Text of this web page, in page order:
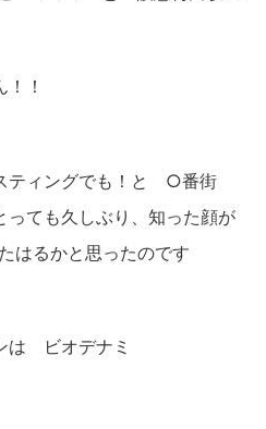
！
ティングでも！と ○番街
ても久しぶり、知った顔が
はるかと思ったのです
ンは ビオデナミ